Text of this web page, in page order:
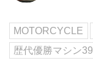
MOTORCYCLE
歴代優勝マシン39